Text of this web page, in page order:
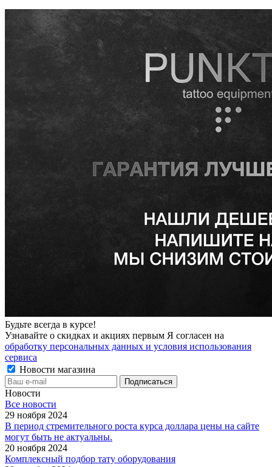
Будьте всегда в курсе!
Узнавайте о скидках и акциях первым Я согласен на
обработку персональных данных и условия использования
сервиса
Новости магазина
Новости
Все новости
29 ноября 2024
В период стремительного роста курса доллара цены на сайте
могут быть не актуальны.
20 ноября 2024
Комплексный подбор тату оборудования